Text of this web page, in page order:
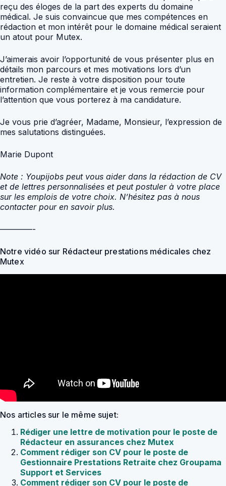
reçu des éloges de la part des experts du domaine
médical. Je suis convaincue que mes compétences en
rédaction et mon intérêt pour le domaine médical seraient
un atout pour Mutex.
J’aimerais avoir l’opportunité de vous présenter plus en
détails mon parcours et mes motivations lors d’un
entretien. Je reste à votre disposition pour toute
information complémentaire et je vous remercie pour
l’attention que vous porterez à ma candidature.
Je vous prie d’agréer, Madame, Monsieur, l’expression de
mes salutations distinguées.
Marie Dupont
Note : Youpijobs peut vous aider dans la rédaction de CV
et de lettres personnalisées et peut postuler à votre place
sur les emplois de votre choix. N’hésitez pas à nous
contacter pour en savoir plus.
————-
Notre vidéo sur Rédacteur prestations médicales chez
Mutex
Nos articles sur le même sujet:
Rédiger une lettre de motivation pour le poste de
Rédacteur en assurances chez Mutex
Comment rédiger son CV pour le poste de
Gestionnaire Prestations Retraite chez Groupama
Support et Services
Comment rédiger son CV pour le poste de